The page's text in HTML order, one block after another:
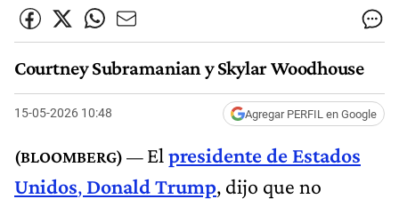
Courtney Subramanian y Skylar Woodhouse
15-05-2026 10:48 Agregar PERFIL en Google
El presidente de Estados
Unidos, Donald Trump, dijo que no